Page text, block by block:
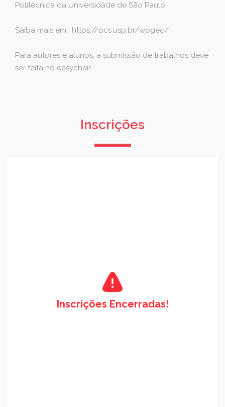
Politécnica da Universidade de São Paulo.
Saiba mais em : https://pcs.usp.br/wpgec/
Para autores e alunos, a submissão de trabalhos deve
ser feita no easychair.
Inscrições
Inscrições Encerradas!